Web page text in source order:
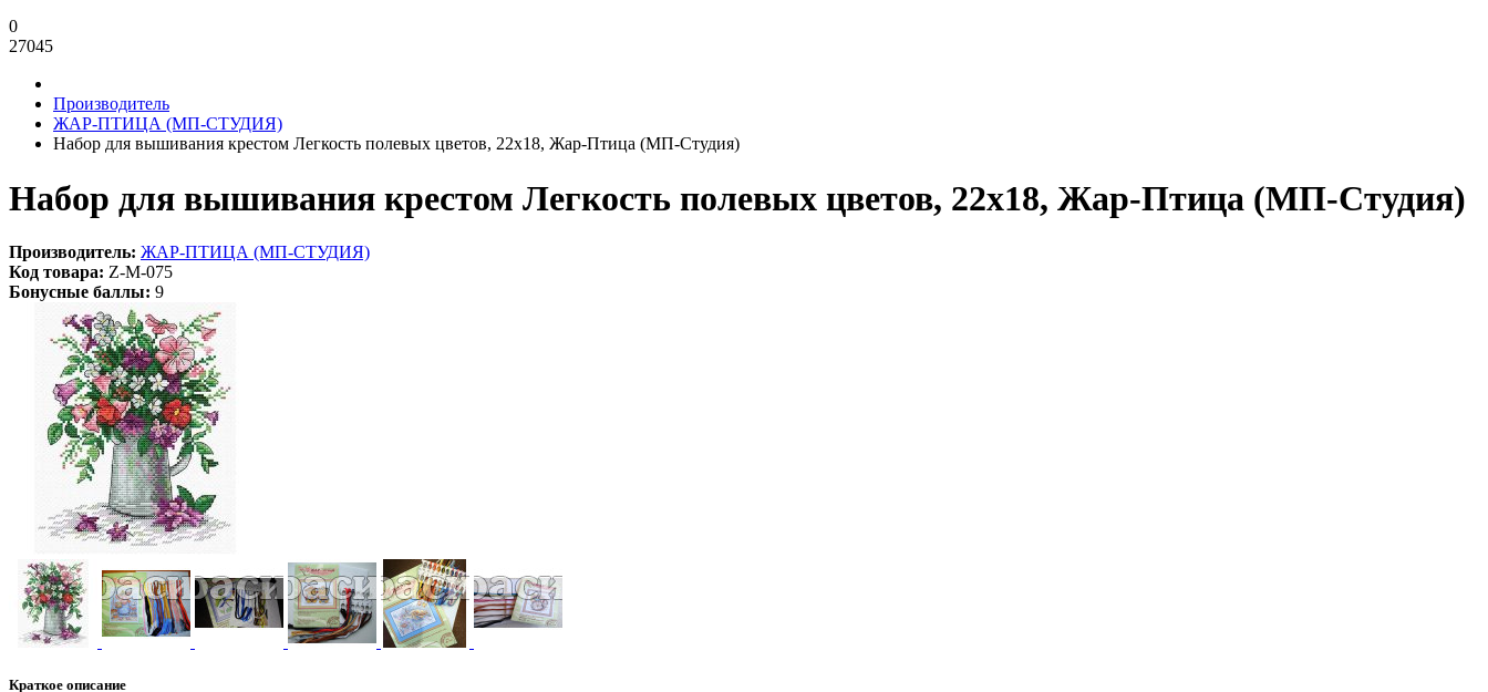
0
27045
Производитель
ЖАР-ПТИЦА (МП-СТУДИЯ)
Набор для вышивания крестом Легкость полевых цветов, 22x18, Жар-Птица (МП-Студия)
Набор для вышивания крестом Легкость полевых цветов, 22x18, Жар-Птица (МП-Студия)
Производитель: ЖАР-ПТИЦА (МП-СТУДИЯ)
Код товара: Z-М-075
Бонусные баллы: 9
Краткое описание